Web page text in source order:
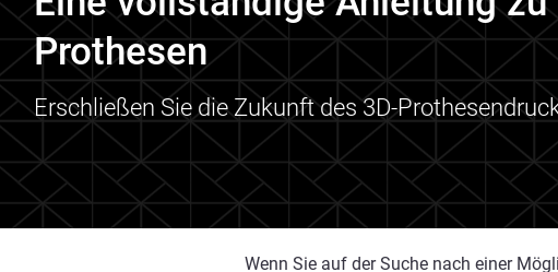
Prothesen
Erschließen Sie die Zukunft des 3D-
Wenn Sie auf der Suche nach einer